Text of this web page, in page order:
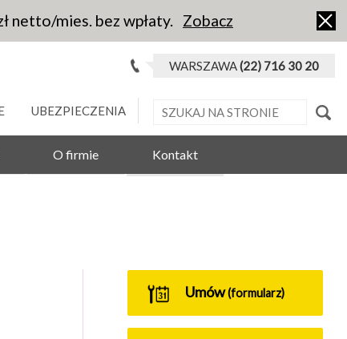
netto/mies. bez wpłaty. Zobacz
WARSZAWA(22) 716 30 20
UBEZPIECZENIA
O firmie Kontakt
Umów(formularz)